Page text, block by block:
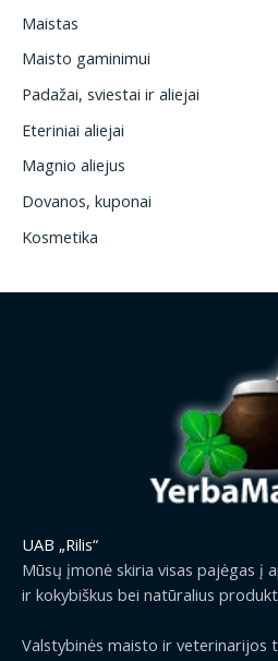
Maistas
Maisto gaminimui
Padažai, sviestai ir aliejai
Eteriniai aliejai
Magnio aliejus
Dovanos, kuponai
Kosmetika
UAB „Rilis“
Mūsų įmonė skiria visas pajėgas į
ir kokybiškus bei natūralius
Valstybinės maisto ir veterinarijos